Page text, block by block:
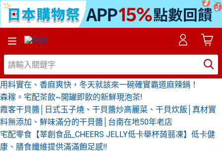
用料實在、香麻爽快，冬天就該來一碗確實霸道麻辣鍋！
森稼。宅配茶飲~開罐即飲的新鮮現泡茶!
霞客干貝醬│日式玉子燒、干貝醬炒高麗菜、干貝炊飯│真材實
料無添加、鮮味滿分的干貝醬│台南在地50年老店
宅配零食【莘創食品_CHEERS JELLY低卡舉杯蒟蒻凍】低卡健
康、膳食纖維提供滿滿飽足感!!